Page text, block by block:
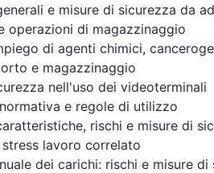
e misure di sicurezza da
operazioni di magazzinaggio
di agenti chimici,
e magazzinaggio
nell'uso dei videoterminali
e regole di utilizzo
rischi e misure di
lavoro correlato
dei carichi: rischi e misure di